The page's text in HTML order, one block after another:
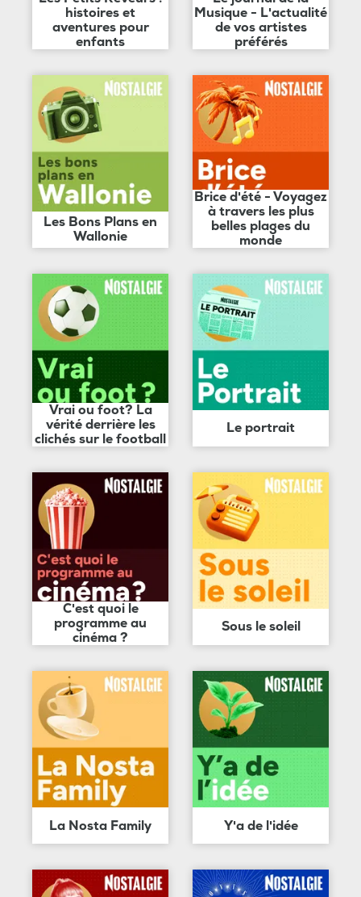
histoires et
aventures pour
enfants
Musique - L'actualité
de vos artistes
préférés
Les Bons Plans en
Wallonie
Brice d'été - Voyagez
à travers les plus
belles plages du
monde
Vrai ou foot? La
vérité derrière les
clichés sur le football
Le portrait
C'est quoi le
programme au
cinéma ?
Sous le soleil
La Nosta Family Y'a de l'idée